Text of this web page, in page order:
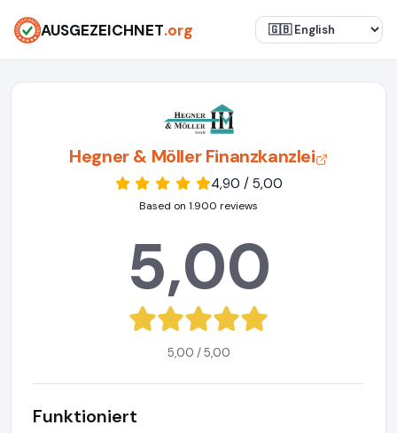
AUSGEZEICHNET.org
Hegner & Möller Finanzkanzlei
4,90 / 5,00
Based on 1.900 reviews
5,00
5,00 / 5,00
Funktioniert